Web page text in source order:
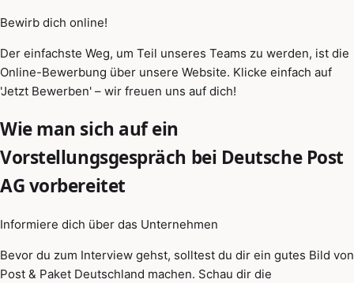
Bewirb dich online!
Der einfachste Weg, um Teil unseres Teams zu werden, ist die
Online-Bewerbung über unsere Website. Klicke einfach auf
'Jetzt Bewerben' – wir freuen uns auf dich!
Wie man sich auf ein
Vorstellungsgespräch bei Deutsche Post
AG vorbereitet
Informiere dich über das Unternehmen
Bevor du zum Interview gehst, solltest du dir ein gutes Bild von
Post & Paket Deutschland machen. Schau dir die